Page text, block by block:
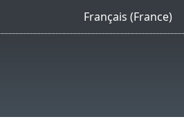
Français (France)